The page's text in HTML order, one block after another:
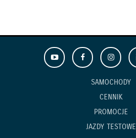
SAMOCHODY
CENNIK
PROMOCJE
JAZDY TESTOWE